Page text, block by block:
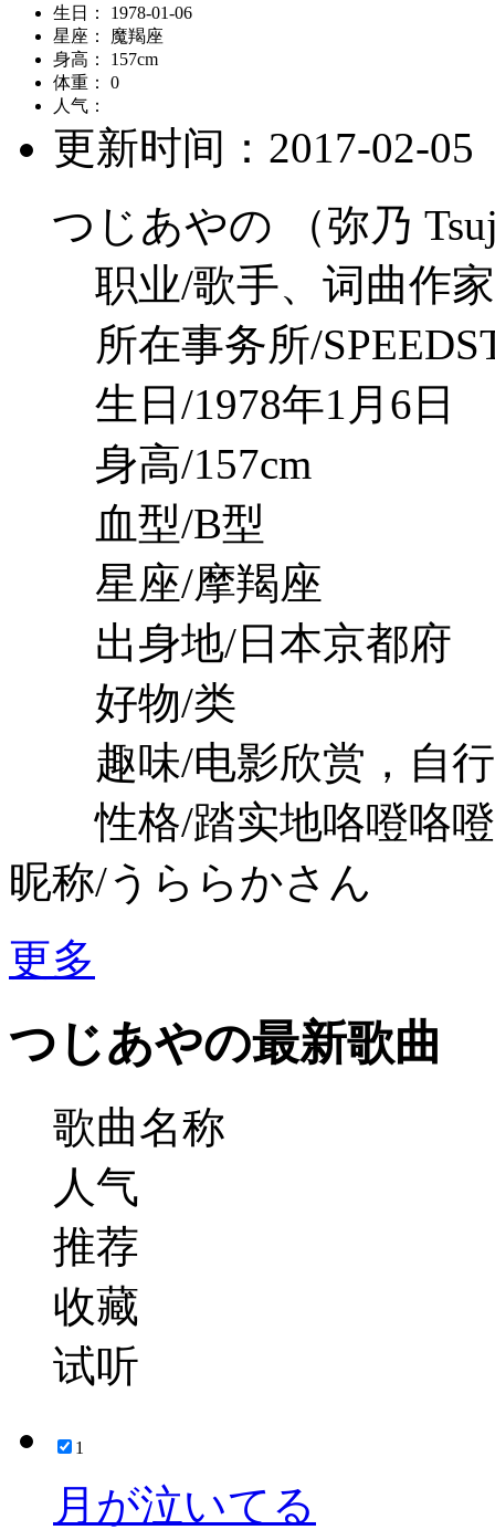
生日：
1978-01-06
星座：
魔羯座
身高：
157cm
体重：
0
人气：
更新时间： 2017-02-05
つじあやの （弥乃
职业/歌手、词曲作家
所在事务所/
生日/1978年1月6日
身高/157cm
血型/B型
星座/摩羯座
出身地/日本京都府
好物/类
趣味/电影欣赏，自行
性格/踏实地咯噔咯噔
昵称/うららかさん
更多
つじあやの最新歌曲
歌曲名称
人气
推荐
收藏
试听
1
月が泣いてる